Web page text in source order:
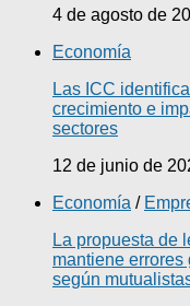
4 de agosto de
Economía
Las ICC
crecimiento e
sectores
12 de junio de
Economía /
La propuesta de
mantiene
según